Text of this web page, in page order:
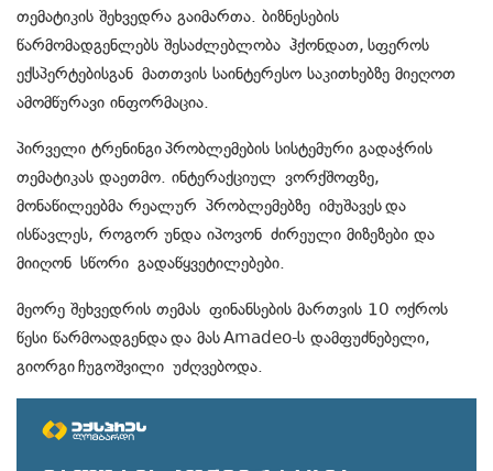
თემატიკის შეხვედრა გაიმართა. ბიზნესების
წარმომადგენლებს შესაძლებლობა ჰქონდათ, სფეროს
ექსპერტებისგან მათთვის საინტერესო საკითხებზე მიეღოთ
ამომწურავი ინფორმაცია.
პირველი ტრენინგი პრობლემების სისტემური გადაჭრის
თემატიკას დაეთმო. ინტერაქციულ ვორქშოფზე,
მონაწილეებმა რეალურ პრობლემებზე იმუშავეს და
ისწავლეს, როგორ უნდა იპოვონ ძირეული მიზეზები და
მიიღონ სწორი გადაწყვეტილებები.
მეორე შეხვედრის თემას ფინანსების მართვის 10 ოქროს
წესი წარმოადგენდა და მას Amadeo-ს დამფუძნებელი,
გიორგი ჩუგოშვილი უძღვებოდა.